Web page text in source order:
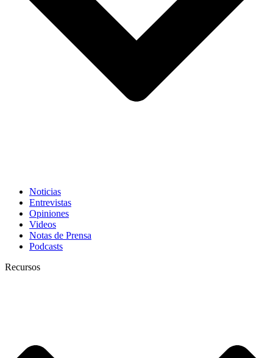
Noticias
Entrevistas
Opiniones
Videos
Notas de Prensa
Podcasts
Recursos